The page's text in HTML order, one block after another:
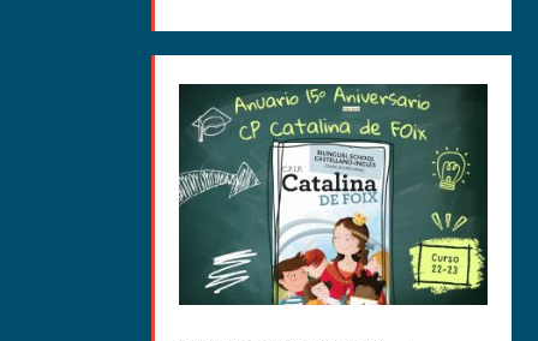
ANUARIO 15ª
ANIVERSARIO